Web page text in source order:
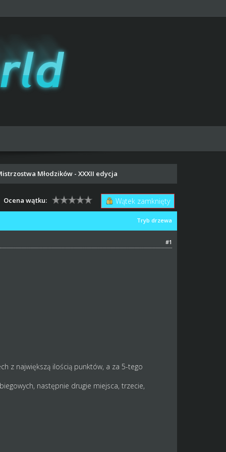
Młodzików - XXXII edycja
Wątek zamknięty
Ocena wątku:
Tryb drzewa
#1
z największą ilością punktów, a za 5-tego
następnie drugie miejsca, trzecie,